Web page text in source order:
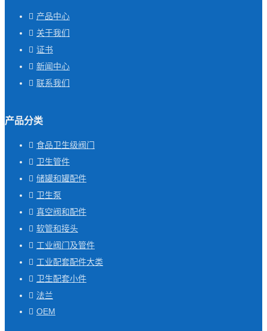
产品中心
关于我们
证书
新闻中心
联系我们
产品分类
食品卫生级阀门
卫生管件
储罐和罐配件
卫生泵
真空阀和配件
软管和接头
工业阀门及管件
工业配套配件大类
卫生配套小件
法兰
OEM